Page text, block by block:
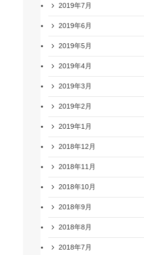
2019年7月
2019年6月
2019年5月
2019年4月
2019年3月
2019年2月
2019年1月
2018年12月
2018年11月
2018年10月
2018年9月
2018年8月
2018年7月